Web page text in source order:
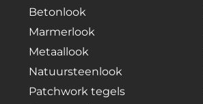
Betonlook
Marmerlook
Metaallook
Natuursteenlook
Patchwork tegels